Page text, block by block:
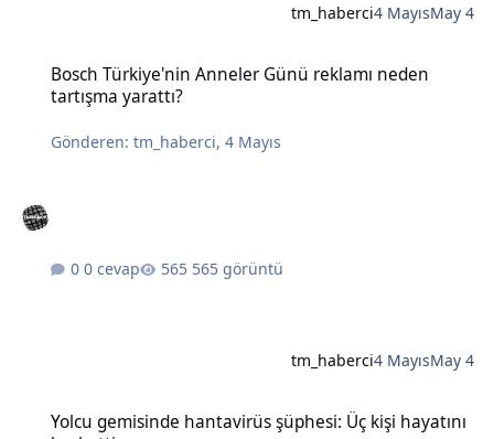
tm_haberci4 MayısMay 4
Bosch Türkiye'nin Anneler Günü reklamı neden
tartışma yarattı?
Gönderen:tm_haberci,4 Mayıs
0 cevap 565 görüntü
tm_haberci4 MayısMay 4
Yolcu gemisinde hantavirüs şüphesi: Üç kişi hayatını